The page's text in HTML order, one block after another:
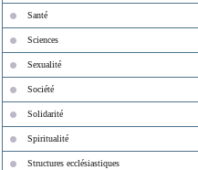
Santé
Sciences
Sexualité
Société
Solidarité
Spiritualité
Structures ecclésiastiques